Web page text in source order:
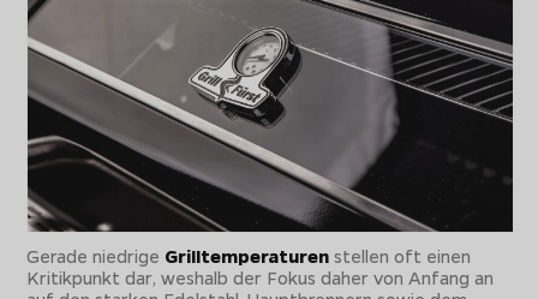
Gerade niedrige Grilltemperaturen stellen oft einen
Kritikpunkt dar, weshalb der Fokus daher von Anfang an